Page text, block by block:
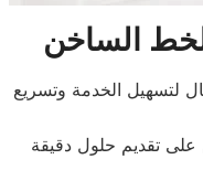
الساخن
لتسهيل الخدمة وتسريع
على تقديم حلول دقيقة